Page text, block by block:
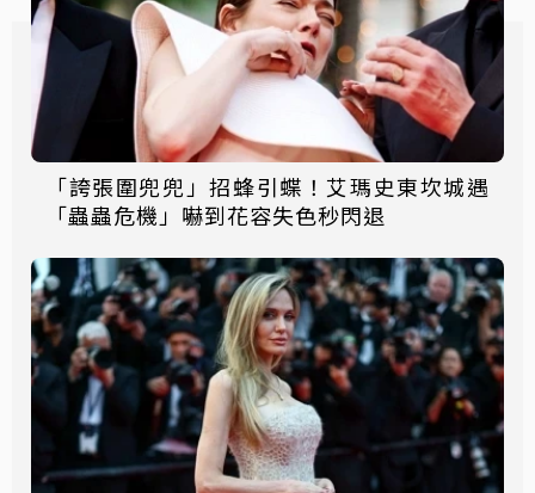
「誇張圍兜兜」招蜂引蝶！艾瑪史東坎城遇
「蟲蟲危機」嚇到花容失色秒閃退